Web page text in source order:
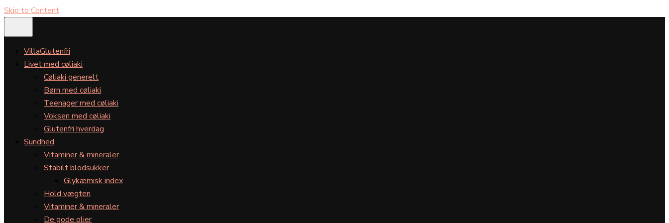
Skip to Content
VillaGlutenfri
Livet med cøliaki
Cøliaki generelt
Børn med cøliaki
Teenager med cøliaki
Voksen med cøliaki
Glutenfri hverdag
Sundhed
Vitaminer & mineraler
Stabilt blodsukker
Glykæmisk index
Hold vægten
Vitaminer & mineraler
De gode olier